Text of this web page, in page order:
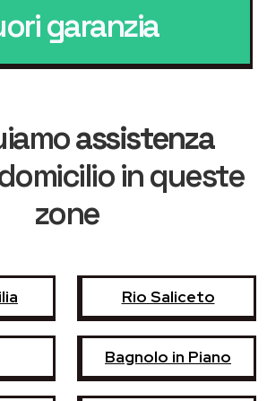
garanzia
assistenza
in queste
zone
Rio Saliceto
Bagnolo in Piano